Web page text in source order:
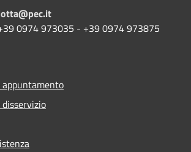
0974 973035 - +39 0974 973875